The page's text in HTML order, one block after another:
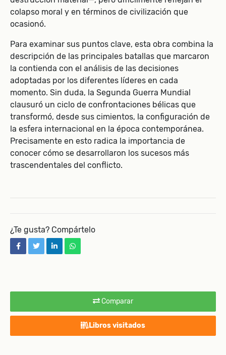
Comparar
Libros visitados
colapso moral y en términos de civilización que
ocasionó.
Para examinar sus puntos clave, esta obra combina la
descripción de las principales batallas que marcaron
la contienda con el análisis de las decisiones
adoptadas por los diferentes líderes en cada
momento. Sin duda, la Segunda Guerra Mundial
clausuró un ciclo de confrontaciones bélicas que
transformó, desde sus cimientos, la configuración de
la esfera internacional en la época contemporánea.
Precisamente en esto radica la importancia de
conocer cómo se desarrollaron los sucesos más
trascendentales del conflicto.
¿Te gusta? Compártelo
facebooktwitterlinkedinwhatsapp